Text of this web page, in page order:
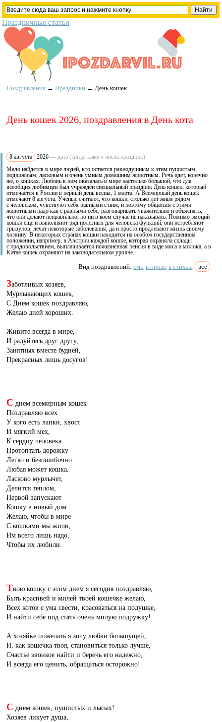
Праздничные статьи
Поздравления →Праздники → День кошек
День кошек 2026, поздравления в День кота
8 августа 2026— дата (когда, какого числа праздник)
Мало найдется в мире людей, кто остается равнодушным к этим пушистым,
подвижным, ласковым и очень умным домашним животным. Речь идет, конечно
же, о кошках. Любовь к ним оказалась в мире настолько большой, что для
всеобщих любимцев был учрежден специальный праздник День кошек, который
отмечается в России в первый день весны, 1 марта. А Всемирный день кошек
отмечают 8 августа. Ученые считают, что кошки, столько лет живя рядом
с человеком, чувствуют себя равными с ним, и поэтому общаться с этими
животными надо как с равными себе, разговаривать уважительно и объяснять,
что они делают неправильно, но ни в коем случае не наказывать. Помимо эмоций
кошки еще и выполняют ряд полезных для человека функций, они истребляют
грызунов, лечат некоторые заболевания, да и просто продлевают жизнь своему
хозяину. В некоторых странах кошки находятся на особом государственном
положении, например, в Австрии каждой кошке, которая охраняла склады
с продовольствием, выплачивается пожизненная пенсия в виде мяса и молока, а в
Китае кошек охраняют на законодательном уровне.
Вид поздравлений:смс, в прозе, в стихах, все
Заботливых хозяев,
Мурлыкающих кошек,
С Днем кошек поздравляю,
Желаю дней хороших.
Живите всегда в мире,
И радуйтесь друг другу,
Занятных вместе будней,
Прекрасных лишь досугов!
С днем всемирным кошек
Поздравляю всех
У кого есть лапки, хвост
И мягкий мех,
К сердцу человека
Протоптать дорожку
Легко и безошибочно
Любая может кошка.
Ласково мурлычет,
Делится теплом,
Первой запускают
Кошку в новый дом.
Желаю, чтобы в мире
С кошками мы жили,
Им всего лишь надо,
Чтобы их любили.
Твою кошку с этим днем я сегодня поздравляю,
Быть красивей и милей твоей кошечке желаю,
Всех котов с ума свести, красоваться на подушке,
И найти себе под стать очень милую подружку!
А хозяйке пожелать я хочу любви большущей,
И, как кошечка твоя, становиться только лучше,
Счастье звонкое найти и беречь его надежно,
И всегда его ценить, обращаться осторожно!
С днем кошек, пушистых и лысых!
Хозяев ликует душа,